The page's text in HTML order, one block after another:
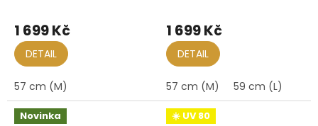
80
1 699 Kč
DETAIL
57 cm (M)
1 699 Kč
DETAIL
57 cm (M) 59 cm (L)
Novinka
☀️ UV 80